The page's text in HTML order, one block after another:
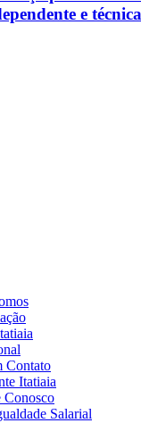
e
Contato
Itatiaia
Conosco
Salarial